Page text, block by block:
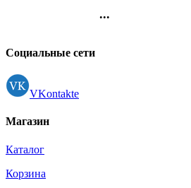
...
Регистрация
Социальные сети
VKontakte
Магазин
Каталог
Корзина